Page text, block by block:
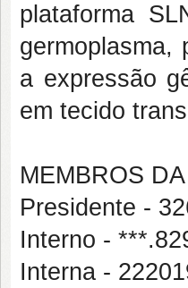
plataforma
germoplasma,
a expressão
em tecido
MEMBROS
Presidente -
Interno -
Interna -